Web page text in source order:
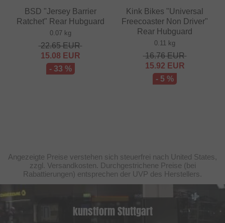
BSD "Jersey Barrier
Ratchet" Rear Hubguard
0.07 kg
22.65EUR
15.08 EUR
- 33 %
Kink Bikes "Universal
Freecoaster Non Driver"
Rear Hubguard
0.11 kg
16.76EUR
15.92 EUR
- 5 %
Angezeigte Preise verstehen sich steuerfrei nach United States,
zzgl. Versandkosten. Durchgestrichene Preise (bei
Rabattierungen) entsprechen der UVP des Herstellers.
kunstform Stuttgart